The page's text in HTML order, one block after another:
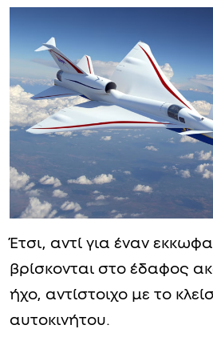
Έτσι, αντί για έναν
βρίσκονται στο έδαφος
ήχο, αντίστοιχο με το
αυτοκινήτου.